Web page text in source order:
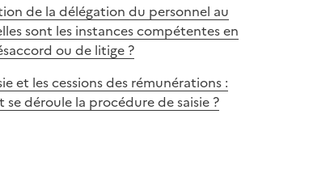
de la délégation du personnel au
sont les instances compétentes en
ou de litige ?
et les cessions des rémunérations :
se déroule la procédure de saisie ?